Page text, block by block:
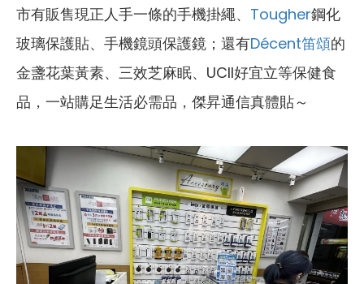
市有販售現正人手一條的手機掛繩、 Tougher鋼化
玻璃保護貼、手機鏡頭保護鏡；還有Décent笛頌的
金盞花葉黃素、三效芝麻眠、UCII好宜立等保健食
品，一站購足生活必需品，傑昇通信真體貼～